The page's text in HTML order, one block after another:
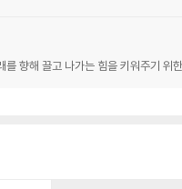
향해 끌고 나가는 힘을 키워주기 위